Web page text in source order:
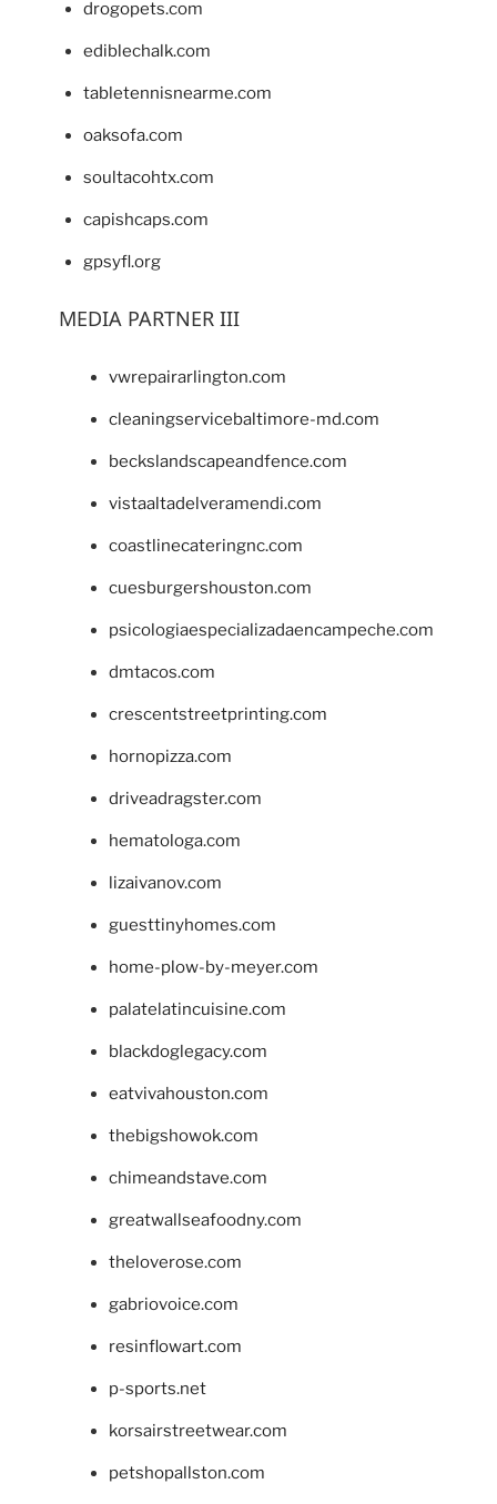
drogopets.com
ediblechalk.com
tabletennisnearme.com
oaksofa.com
soultacohtx.com
capishcaps.com
gpsyfl.org
MEDIA PARTNER III
vwrepairarlington.com
cleaningservicebaltimore-md.com
beckslandscapeandfence.com
vistaaltadelveramendi.com
coastlinecateringnc.com
cuesburgershouston.com
psicologiaespecializadaencampeche.com
dmtacos.com
crescentstreetprinting.com
hornopizza.com
driveadragster.com
hematologa.com
lizaivanov.com
guesttinyhomes.com
home-plow-by-meyer.com
palatelatincuisine.com
blackdoglegacy.com
eatvivahouston.com
thebigshowok.com
chimeandstave.com
greatwallseafoodny.com
theloverose.com
gabriovoice.com
resinflowart.com
p-sports.net
korsairstreetwear.com
petshopallston.com